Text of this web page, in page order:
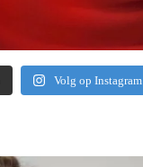
Volg op Instagram